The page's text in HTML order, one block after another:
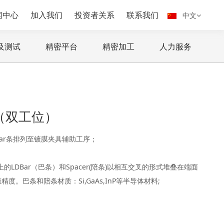
中文
中心 加入我们 投资者关系 联系我们
测试 精密平台 精密加工 人力服务
工位）
条排列至镀膜夹具辅助工序；
的LDBar（巴条）和Spacer(陪条)以相互交叉的形式堆叠在端面
度。巴条和陪条材质：Si,GaAs,InP等半导体材料;